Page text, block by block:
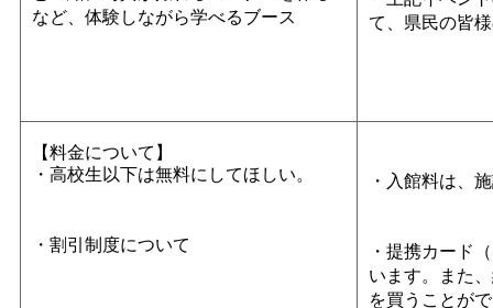
など、体験しながら学べるブース
て、県民の皆
【料金について】
・高校生以下は無料にしてほしい。
・割引制度について
・入館料は、
・提携カード
います。また
を買うことが